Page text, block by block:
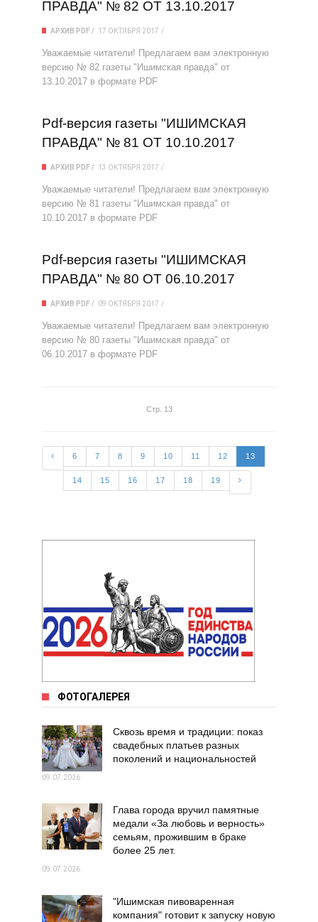
ПРАВДА" № 82 ОТ 13.10.2017
АРХИВ PDF 17 ОКТЯБРЯ 2017
Уважаемые читатели! Предлагаем вам электронную
версию № 82 газеты "Ишимская правда" от
13.10.2017 в формате PDF
Pdf-версия газеты "ИШИМСКАЯ
ПРАВДА" № 81 ОТ 10.10.2017
АРХИВ PDF 13 ОКТЯБРЯ 2017
Уважаемые читатели! Предлагаем вам электронную
версию № 81 газеты "Ишимская правда" от
10.10.2017 в формате PDF
Pdf-версия газеты "ИШИМСКАЯ
ПРАВДА" № 80 ОТ 06.10.2017
АРХИВ PDF 09 ОКТЯБРЯ 2017
Уважаемые читатели! Предлагаем вам электронную
версию № 80 газеты "Ишимская правда" от
06.10.2017 в формате PDF
Стр. 13
6 7 8 9 10 11 12 13
14 15 16 17 18 19
ФОТОГАЛЕРЕЯ
Сквозь время и традиции: показ
свадебных платьев разных
поколений и национальностей
09.07.2026
Глава города вручил памятные
медали «За любовь и верность»
семьям, прожившим в браке
более 25 лет.
09.07.2026
"Ишимская пивоваренная
компания" готовит к запуску новую